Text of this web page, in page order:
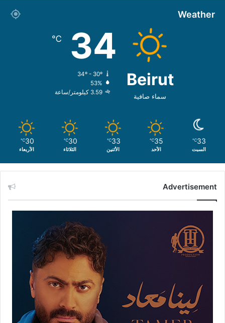
Weather
Beirut
سماء صافية
34
℃
34º - 30º
53%
3.59 كيلومتر/ساعة
33
℃
السبت
35
℃
الأحد
33
℃
الأثنين
30
℃
الثلاثاء
30
℃
الأربعاء
Advertisement